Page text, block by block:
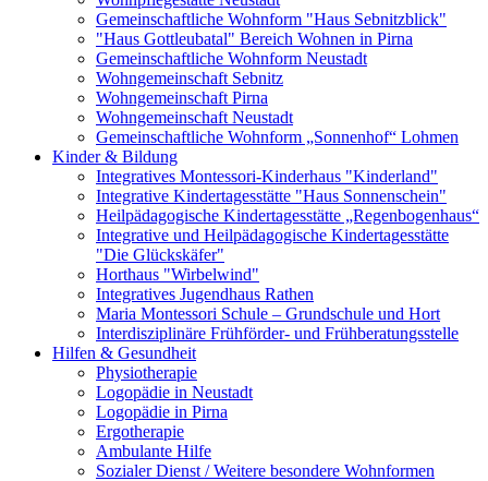
Gemeinschaftliche Wohnform "Haus Sebnitzblick"
"Haus Gottleubatal" Bereich Wohnen in Pirna
Gemeinschaftliche Wohnform Neustadt
Wohngemeinschaft Sebnitz
Wohngemeinschaft Pirna
Wohngemeinschaft Neustadt
Gemeinschaftliche Wohnform „Sonnenhof“ Lohmen
Kinder & Bildung
Integratives Montessori-Kinderhaus "Kinderland"
Integrative Kindertagesstätte "Haus Sonnenschein"
Heilpädagogische Kindertagesstätte „Regenbogenhaus“
Integrative und Heilpädagogische Kindertagesstätte
"Die Glückskäfer"
Horthaus "Wirbelwind"
Integratives Jugendhaus Rathen
Maria Montessori Schule – Grundschule und Hort
Interdisziplinäre Frühförder- und Frühberatungsstelle
Hilfen & Gesundheit
Physiotherapie
Logopädie in Neustadt
Logopädie in Pirna
Ergotherapie
Ambulante Hilfe
Sozialer Dienst / Weitere besondere Wohnformen